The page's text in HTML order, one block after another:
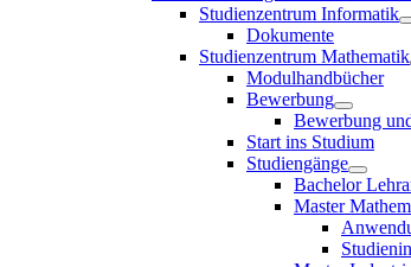
Studienzentrum Informatik
Dokumente
Studienzentrum Mathematik
Modulhandbücher
Bewerbung
Bewerbung
Start ins Studium
Studiengänge
Bachelor
Master